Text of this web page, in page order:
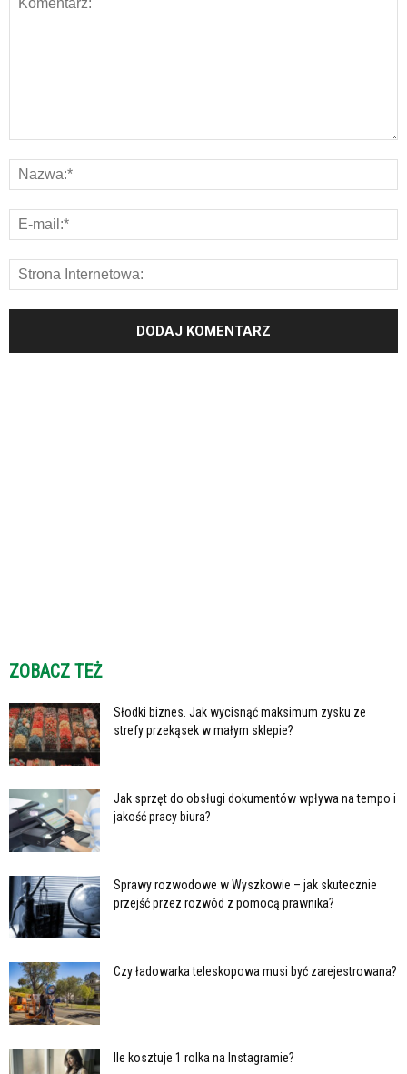
ZOBACZ TEŻ
Słodki biznes. Jak wycisnąć maksimum zysku ze
strefy przekąsek w małym sklepie?
Jak sprzęt do obsługi dokumentów wpływa na tempo i
jakość pracy biura?
Sprawy rozwodowe w Wyszkowie – jak skutecznie
przejść przez rozwód z pomocą prawnika?
Czy ładowarka teleskopowa musi być zarejestrowana?
Ile kosztuje 1 rolka na Instagramie?